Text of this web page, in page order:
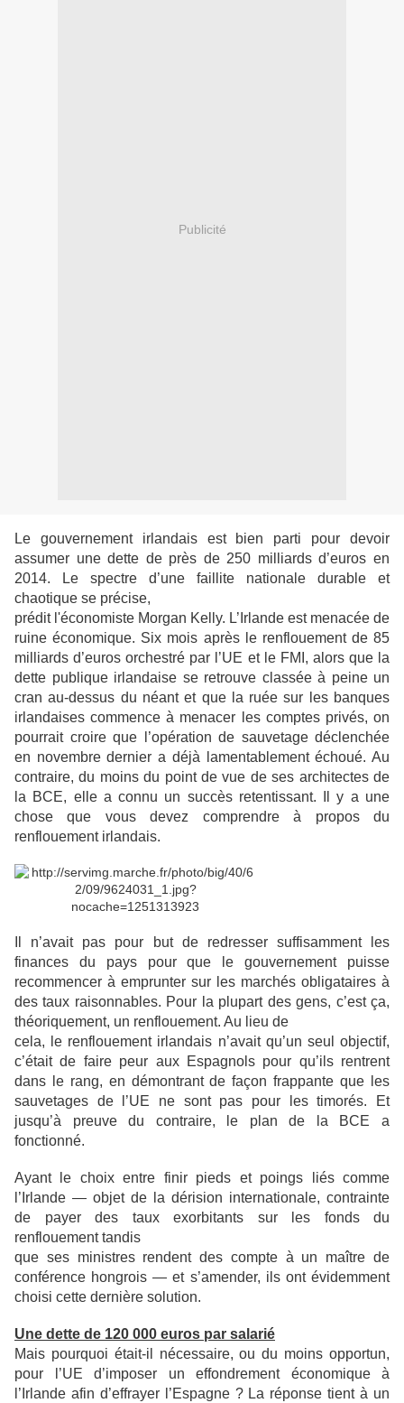
Publicité
Le gouvernement irlandais est bien parti pour devoir
assumer une dette de près de 250 milliards d’euros en
2014. Le spectre d’une faillite nationale durable et
chaotique se précise,
prédit l'économiste Morgan Kelly. L’Irlande est menacée de
ruine économique. Six mois après le renflouement de 85
milliards d’euros orchestré par l’UE et le FMI, alors que la
dette publique irlandaise se retrouve classée à peine un
cran au-dessus du néant et que la ruée sur
les banques
irlandaises commence à menacer les comptes privés, on
pourrait croire que
l’opération de sauvetage déclenchée
en novembre dernier a déjà lamentablement échoué. Au
contraire, du moins du point de vue de ses architectes de
la BCE, elle a connu un succès retentissant. Il y a une
chose que vous devez comprendre à propos du
renflouement irlandais.
Il n’avait pas pour but de redresser suffisamment les
finances du pays pour que le
gouvernement puisse
recommencer à emprunter sur les marchés obligataires à
des taux raisonnables. Pour la plupart des gens, c’est ça,
théoriquement, un renflouement. Au lieu de
cela, le renflouement irlandais n’avait qu’un seul objectif,
c’était de faire peur aux Espagnols pour qu’ils rentrent
dans le rang, en démontrant de façon frappante que les
sauvetages de l’UE
ne sont pas pour les timorés. Et
jusqu’à preuve du contraire, le plan de la BCE a
fonctionné.
Ayant le choix entre finir pieds et poings liés comme
l’Irlande — objet de la dérision internationale, contrainte
de payer des taux exorbitants sur les fonds du
renflouement tandis
que ses ministres rendent des compte à un maître de
conférence hongrois — et s’amender, ils ont évidemment
choisi cette dernière solution.
Une dette de 120 000 euros par salarié
Mais pourquoi était-il nécessaire, ou du moins opportun,
pour l’UE d’imposer un
effondrement économique à
l’Irlande afin d’effrayer l’Espagne ? La réponse tient à un